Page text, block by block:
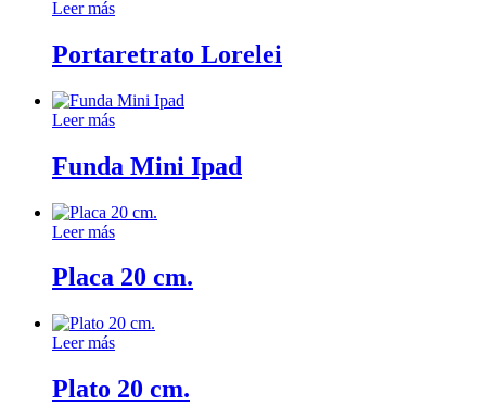
Leer más
Portaretrato Lorelei
Leer más
Funda Mini Ipad
Leer más
Placa 20 cm.
Leer más
Plato 20 cm.